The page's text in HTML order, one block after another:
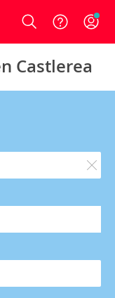
Login
Castlerea